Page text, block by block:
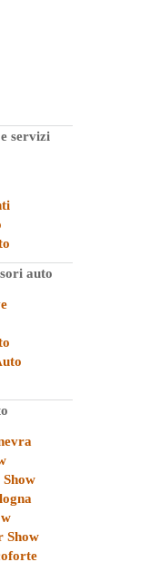
servizi
auto
Show